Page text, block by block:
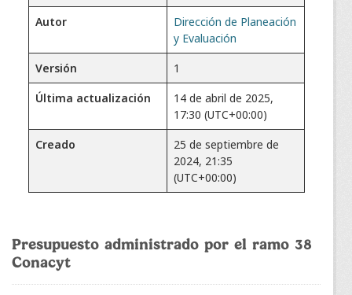
Presupuesto administrado por el ramo 38
Conacyt
Autor
Dirección de Planeación
y Evaluación
Versión
1
Última actualización
14 de abril de 2025,
17:30 (UTC+00:00)
Creado
25 de septiembre de
2024, 21:35
(UTC+00:00)